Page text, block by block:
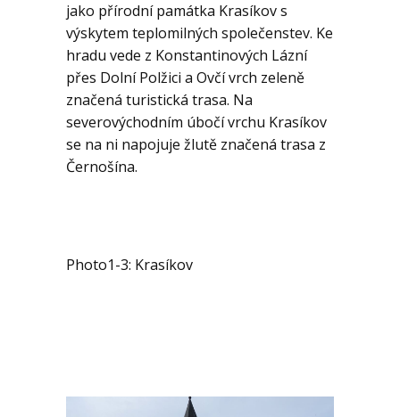
jako přírodní památka Krasíkovs
výskytem teplomilných společenstev. Ke
hradu vede z Konstantinových Lázní
přes Dolní Polžici a Ovčí vrch zeleně
značená turistická trasa. Na
severovýchodním úbočí vrchu Krasíkov
se na ni napojuje žlutě značená trasa z
Černošína.
Photo1-3: Krasíkov